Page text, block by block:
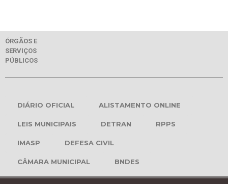
ÓRGÃOS E
SERVIÇOS
PÚBLICOS
DIÁRIO OFICIAL ALISTAMENTO ONLINE
LEIS MUNICIPAIS DETRAN RPPS
IMASP DEFESA CIVIL
CÂMARA MUNICIPAL BNDES